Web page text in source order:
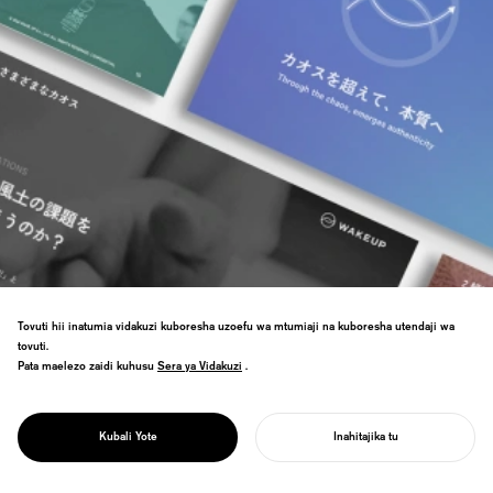
CTI JAPAN &
WAKE UP
msimamo wa CTI wa "Asili ya Uongozaji",
ikichangia ukuaji wa usajili.
Tovuti hii inatumia vidakuzi kuboresha uzoefu wa mtumiaji na kuboresha utendaji wa
tovuti.
Pata maelezo zaidi kuhusu Sera ya Vidakuzi
Sera ya Vidakuzi .
Kubali Yote Inahitajika tu